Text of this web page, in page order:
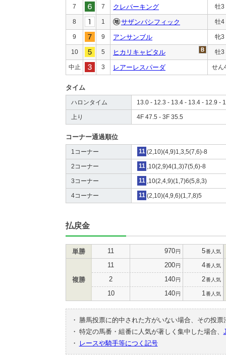
7 7 クレバーキング 牡3
8 1 サザンパシフィック 牡4
9 9 アンサンブル 牝3
10 5 ヒカリキャピタル 牡3
中止 3 レアーレスパーダ せん
タイム
ハロンタイム 13.0 - 12.3 - 13.4 - 13.4 - 12.9 -
上り 4F 47.5 - 3F 35.5
コーナー通過順位
1コーナー 11 (2,10)(4,9)1,3,5(7,6)-8
2コーナー 11 ,10(2,9)4(1,3)7(5,6)-8
3コーナー 11 ,10(2,4,9)(1,7)6(5,8,3)
4コーナー 11 (2,10)(4,9,6)(1,7,8)5
払戻金
単勝 11 970円 5番人気
複勝
11 200円 4番人気
2 140円 2番人気
10 140円 1 番人気
・
勝馬投票に的中された方がいない場合、その投
・ 特定の馬番・組番に人気が著しく集中した場合、
・
レースや騎手等につく記号